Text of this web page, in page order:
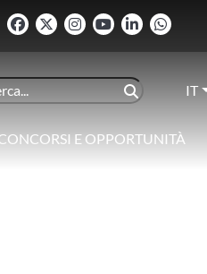
IT
E OPPORTUNITÀ